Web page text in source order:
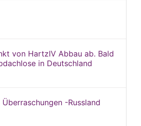
von HartzIV Abbau ab. Bald
in Deutschland
-Russland